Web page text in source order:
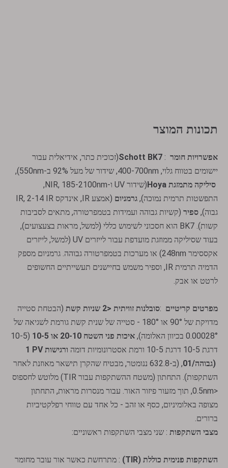
תכונות המוצר
אפשרויות חומר :
Schott BK7(זכוכית כתר, אידיאלית עבור
יישומים בטווח גלוי, 400-700nm, שידור של מעל 92% ב-550nm),
(שידור UV ו-NIR, 185-2100nm,
התפשטות תרמית נמוכה), גרמניום
(אמצע IR, אינדקס IR, 2-14 IR
גבוה), ספיר (קשיות גבוהה ועמידות בטמפרטורה, מתאים לסביבות
קשות). BK7 הוא חסכוני לשימוש כללי (למשל, מראות בצעצועים),
בעוד שסיליקה ממוזגת מועדפת עבור לייזרים UV (למשל, לייזרים
אקססימר 248nm) או מערכות בטמפרטורה גבוהה. גרמניום מספק
הדמיה תרמית IR, וספיר משמש בחיישנים תעשייתיים החשופים
לרטט או אבק.
מפרטים קריטיים :סובלנות זוויתית <2 שניות קשת
(הבטחת סטייה
מדויקת של 90° או 180° - סטייה של שנית קשת גורמת לשגיאה של
0.00028° בכיוון האלומה),
איכות פני השטח 20-10 או 10-5
(10-5
דרגת 10-5 דרגת 10-5 ורמת אסטרונומיות דומה
1 PV ורגישות
גבוהה/01)
, (ב-632.8 ננומטר, מבטיח שהקרן תישאר מאוזנת לאחר
השתקפות). התחתון (משטח ההשתקפות עבור TIR) מלוטש לחספוס
<0.5nm, תוך מזעור פיזור האור. עבור מנסרות מראות, התחתון
מצופה באלומיניום, כסף או זהב - כל אחד עם טווחי רפלקטיביות
ברורים.
מצבי השתקפות : שני מצבי השתקפות ראשוניים:
השתקפות פנימית כוללת (TIR)
​​: מתרחשת כאשר אור עובר מחומר